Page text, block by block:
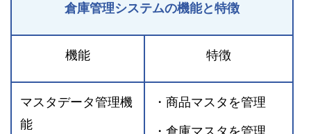
倉庫管理システムの機能と特徴
機能 特徴
マスタデータ管理機
能
・商品マスタを管理
・倉庫マスタを管理